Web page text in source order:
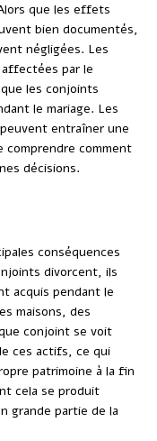
que les effets
bien documentés,
négligées. Les
par le
les conjoints
le mariage. Les
entraîner une
comment
décisions.
conséquences
divorcent, ils
acquis pendant le
maisons, des
conjoint se voit
ces actifs, ce qui
patrimoine à la fin
cela se produit
grande partie de la